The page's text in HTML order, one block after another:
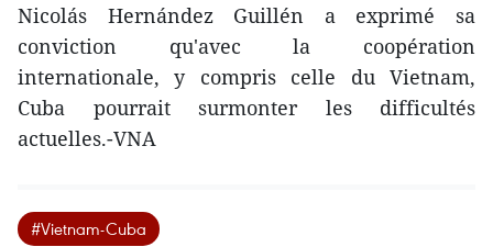
Nicolás Hernández Guillén a exprimé sa
conviction qu'avec la coopération
internationale, y compris celle du Vietnam,
Cuba pourrait surmonter les difficultés
actuelles.-VNA
#Vietnam-Cuba